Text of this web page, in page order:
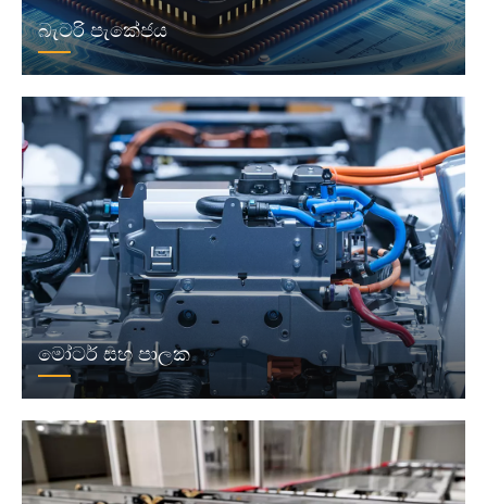
බැටරි පැකේජය
මෝටර් සහ පාලක